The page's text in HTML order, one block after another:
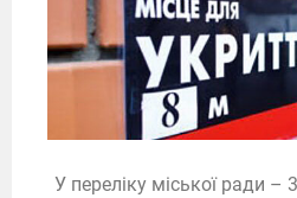
У переліку міської ради